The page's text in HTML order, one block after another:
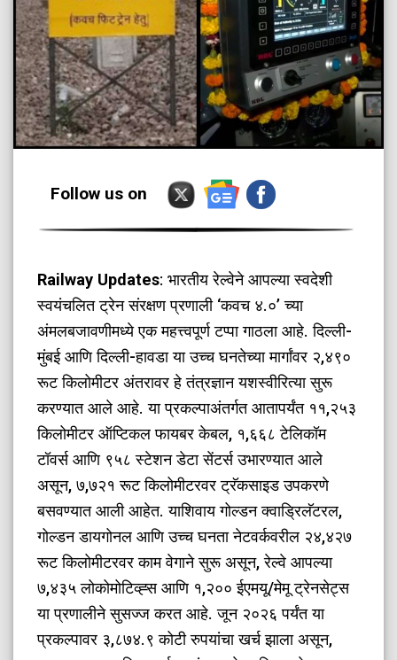
Follow us on
Railway Updates: भारतीय रेल्वेने आपल्या स्वदेशी
स्वयंचलित ट्रेन संरक्षण प्रणाली ‘कवच ४.०’ च्या
अंमलबजावणीमध्ये एक महत्त्वपूर्ण टप्पा गाठला आहे. दिल्ली-
मुंबई आणि दिल्ली-हावडा या उच्च घनतेच्या मार्गांवर २,४९०
रूट किलोमीटर अंतरावर हे तंत्रज्ञान यशस्वीरित्या सुरू
करण्यात आले आहे. या प्रकल्पाअंतर्गत आतापर्यंत ११,२५३
किलोमीटर ऑप्टिकल फायबर केबल, १,६६८ टेलिकॉम
टॉवर्स आणि ९५८ स्टेशन डेटा सेंटर्स उभारण्यात आले
असून, ७,७२१ रूट किलोमीटरवर ट्रॅकसाइड उपकरणे
बसवण्यात आली आहेत. याशिवाय गोल्डन क्वाड्रिलॅटरल,
गोल्डन डायगोनल आणि उच्च घनता नेटवर्कवरील २४,४२७
रूट किलोमीटरवर काम वेगाने सुरू असून, रेल्वे आपल्या
७,४३५ लोकोमोटिव्ह्स आणि १,२०० ईएमयू/मेमू ट्रेनसेट्स
या प्रणालीने सुसज्ज करत आहे. जून २०२६ पर्यंत या
प्रकल्पावर ३,८७४.९ कोटी रुपयांचा खर्च झाला असून,